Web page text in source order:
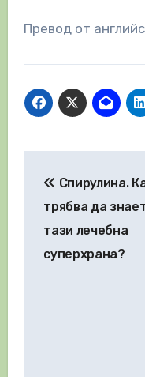
Превод от
Спирулина.
трябва да
тази лечебна
суперхрана?